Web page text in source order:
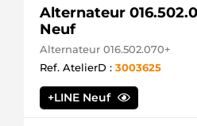
Alternateur
Neuf
Alternateur 016.502.070+
Ref. AtelierD : 3003625
+LINE Neuf